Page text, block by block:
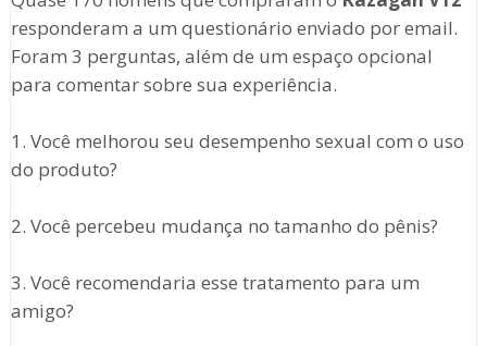
responderam a um questionário enviado por email.
Foram 3 perguntas, além de um espaço opcional
para comentar sobre sua experiência.
1. Você melhorou seu desempenho sexual com o uso
do produto?
2. Você percebeu mudança no tamanho do pênis?
3. Você recomendaria esse tratamento para um
amigo?